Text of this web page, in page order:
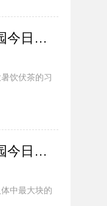
蚂蚁庄园今日最新答案在文章末 7.22日蚂蚁庄园今日正确答案汇总
饮伏茶的习
蚂蚁庄园今日最新答案在文章末 7.21日蚂蚁庄园今日正确答案汇总
中最大块的